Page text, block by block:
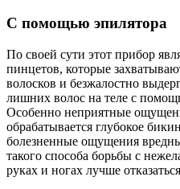
С помощью эпилятора
По своей сути этот прибор
пинцетов, которые
волосков и безжалостно
лишних волос на теле с
Особенно неприятные
обрабатывается глубокое
болезненные ощущения
такого способа борьбы с
руках и ногах лучше